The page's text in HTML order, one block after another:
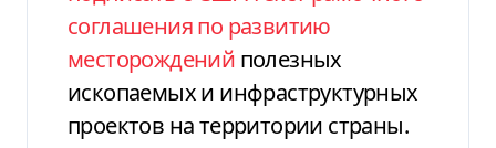
соглашения по развитию
месторождений полезных
ископаемых и инфраструктурных
проектов на территории страны.